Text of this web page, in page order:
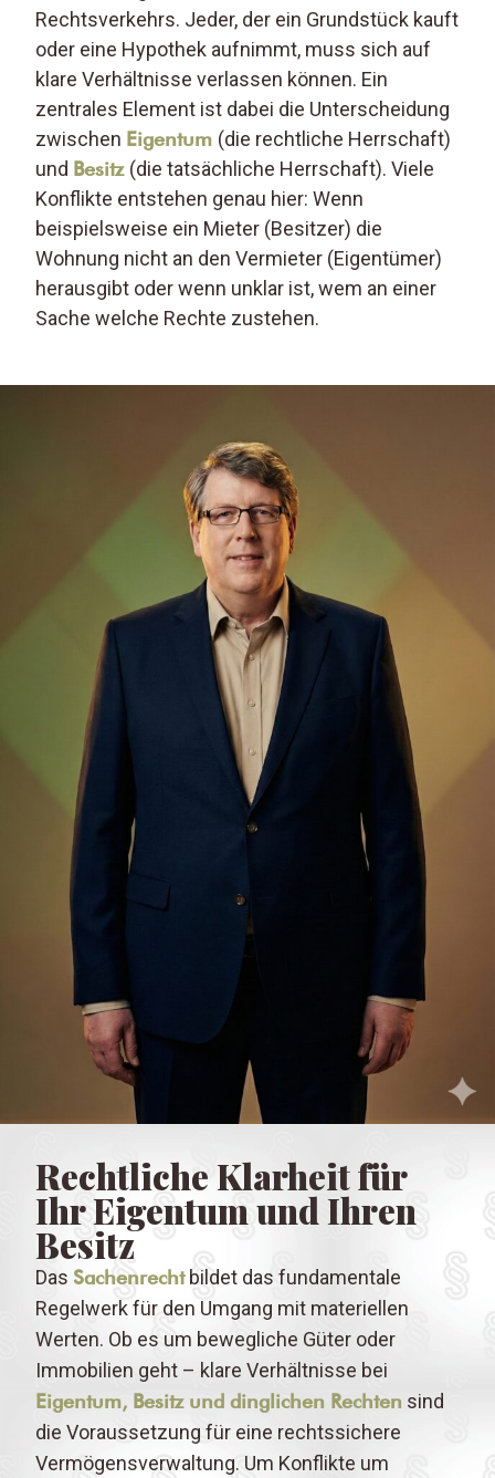
Rechtsverkehrs. Jeder, der ein Grundstück kauft
oder eine Hypothek aufnimmt, muss sich auf
klare Verhältnisse verlassen können. Ein
zentrales Element ist dabei die Unterscheidung
zwischen Eigentum (die rechtliche Herrschaft)
und Besitz (die tatsächliche Herrschaft). Viele
Konflikte entstehen genau hier: Wenn
beispielsweise ein Mieter (Besitzer) die
Wohnung nicht an den Vermieter (Eigentümer)
herausgibt oder wenn unklar ist, wem an einer
Sache welche Rechte zustehen.
Rechtliche Klarheit für
Ihr Eigentum und Ihren
Besitz
Das Sachenrechtbildet das fundamentale
Regelwerk für den Umgang mit materiellen
Werten. Ob es um bewegliche Güter oder
Immobilien geht – klare Verhältnisse bei
Eigentum, Besitz und dinglichen Rechten sind
die Voraussetzung für eine rechtssichere
Vermögensverwaltung. Um Konflikte um